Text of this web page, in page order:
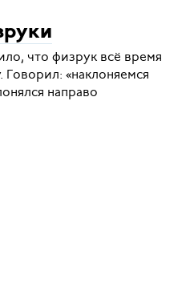
что физрук всё время
Говорил: «наклоняемся
направо